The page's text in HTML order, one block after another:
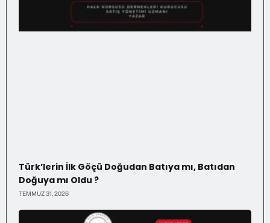
Türk’lerin İlk Göçü Doğudan Batıya mı, Batıdan
Doğuya mı Oldu ?
TEMMUZ 31, 2026